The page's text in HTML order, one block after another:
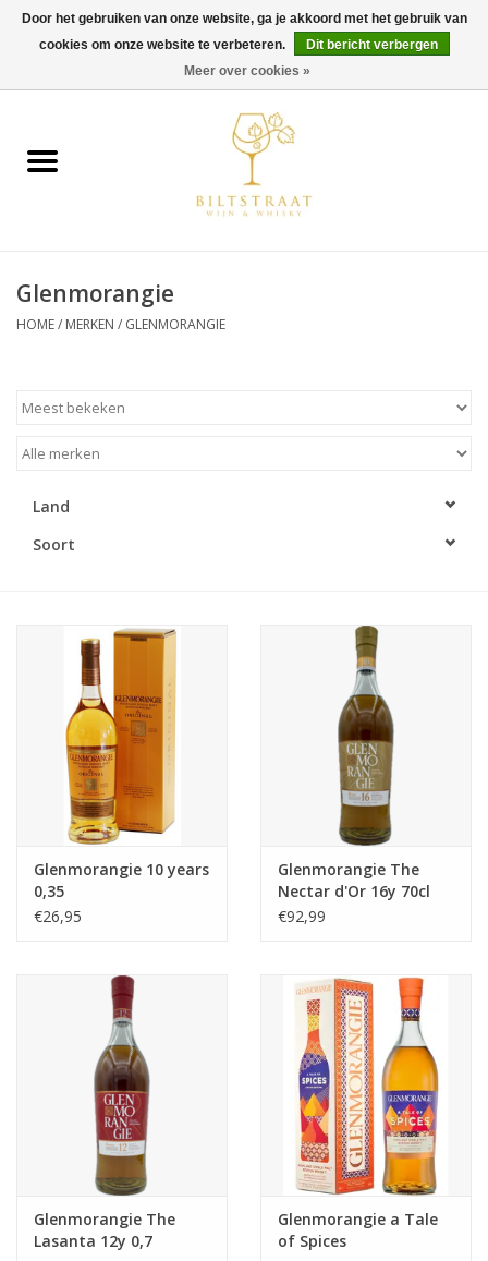
0 Artikelen - €0,00
Wijn
Gin & Tonic
Gedestilleerd
Over ons
Glenmorangie
HOME/ MERKEN / GLENMORANGIE
Land
Soort
Glenmorangie 10 years
0,35
€26,95
Glenmorangie The
Nectar d'Or 16y 70cl
€92,99
Glenmorangie The
Lasanta 12y 0,7
Glenmorangie a Tale
of Spices
Door het gebruiken van onze website, ga je akkoord met het gebruik van
cookies om onze website te verbeteren.
Dit bericht verbergen
Meer over cookies »